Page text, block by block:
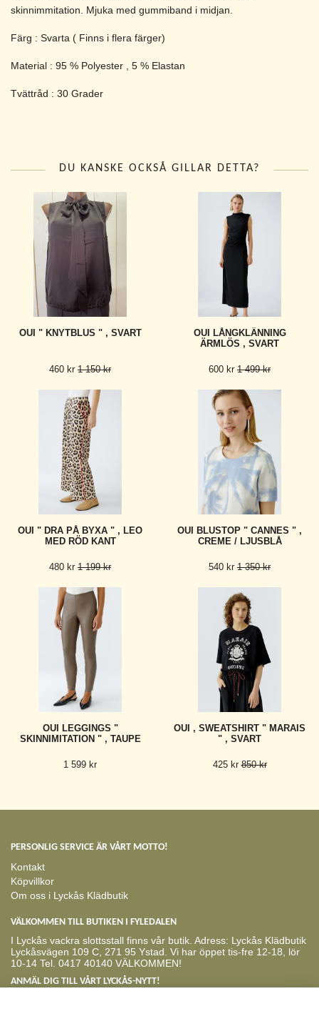
skinnimmitation. Mjuka med gummiband i midjan.
Färg : Svarta ( Finns i flera färger)
Material : 95 % Polyester , 5 % Elastan
Tvättråd : 30 Grader
DU KANSKE OCKSÅ GILLAR DETTA?
OUI " KNYTBLUS " , SVART
460 kr 1 150 kr
OUI LÅNGKLÄNNING
ÄRMLÖS , SVART
600 kr 1 499 kr
OUI " DRA PÅ BYXA " , LEO
MED RÖD KANT
480 kr 1 199 kr
OUI BLUSTOP " CANNES " ,
CREME / LJUSBLÅ
540 kr 1 350 kr
OUI LEGGINGS "
SKINNIMITATION " , TAUPE
1 599 kr
OUI , SWEATSHIRT " MARAIS
" , SVART
425 kr850 kr
PERSONLIG SERVICE ÄR VÅRT MOTTO!
Kontakt
Köpvillkor
Om oss i Lyckås Klädbutik
VÄLKOMMEN TILL BUTIKEN I FYLEDALEN
I Lyckås vackra slottsstall finns vår butik. Adress: Lyckås Klädbutik
Lyckåsvägen 109 C, 271 95 Ystad. Vi har öppet tis-fre 12-18, lör
10-14 Tel. 0417 40140 VÄLKOMMEN!
ANMÄL DIG TILL VÅRT LYCKÅS-NYTT!